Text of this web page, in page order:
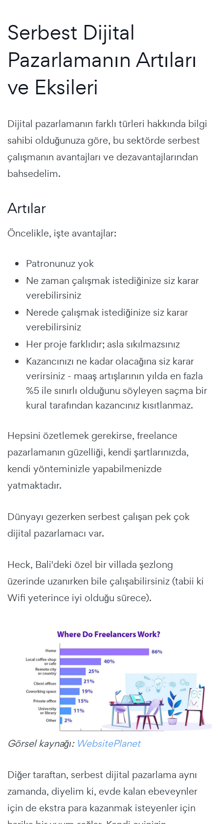
Serbest Dijital
Pazarlamanın Artıları
ve Eksileri
Dijital pazarlamanın farklı türleri hakkında bilgi
sahibi olduğunuza göre, bu sektörde serbest
çalışmanın avantajları ve dezavantajlarından
bahsedelim.
Artılar
Öncelikle, işte avantajlar:
Patronunuz yok
Ne zaman çalışmak istediğinize siz karar
verebilirsiniz
Nerede çalışmak istediğinize siz karar
verebilirsiniz
Her proje farklıdır; asla sıkılmazsınız
Kazancınızı ne kadar olacağına siz karar
verirsiniz - maaş artışlarının yılda en fazla
%5 ile sınırlı olduğunu söyleyen saçma bir
kural tarafından kazancınız kısıtlanmaz.
Hepsini özetlemek gerekirse, freelance
pazarlamanın güzelliği, kendi şartlarınızda,
kendi yönteminizle yapabilmenizde
yatmaktadır.
Dünyayı gezerken serbest çalışan pek çok
dijital pazarlamacı var.
Heck, Bali'deki özel bir villada şezlong
üzerinde uzanırken bile çalışabilirsiniz (tabii ki
Wifi yeterince iyi olduğu sürece).
Görsel kaynağı: WebsitePlanet
Diğer taraftan, serbest dijital pazarlama aynı
zamanda, diyelim ki, evde kalan ebeveynler
için de ekstra para kazanmak isteyenler için